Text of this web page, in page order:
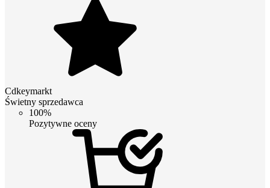
Cdkeymarkt
Świetny sprzedawca
100%
Pozytywne oceny